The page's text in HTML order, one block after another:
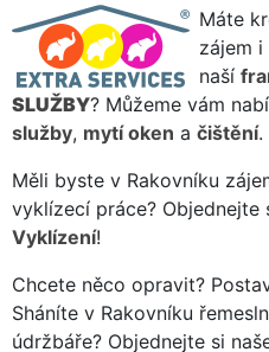
Máte
zájem
naší
SLUŽBY? Můžeme vám
služby, mytí oken a čištění.
Měli byste v Rakovníku
vyklízecí práce? Objednejte
Vyklízení!
Chcete něco opravit?
Sháníte v Rakovníku
údržbáře? Objednejte si